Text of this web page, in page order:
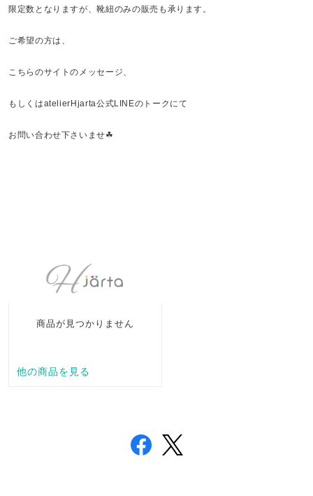
限定数となりますが、靴紐のみの販売も承ります。
ご希望の方は、
こちらのサイトのメッセージ、
もしくはatelierHjarta公式LINEのトークにて
お問い合わせ下さいませ☘